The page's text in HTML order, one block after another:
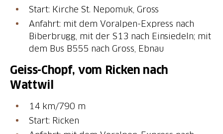
Start: Kirche St. Nepomuk, Gross
Anfahrt: mit dem Voralpen-Express nach
Biberbrugg, mit der S13 nach Einsiedeln; mit
dem Bus B555 nach Gross, Ebnau
Geiss-Chopf, vom Ricken nach
Wattwil
14 km/790 m
Start: Ricken